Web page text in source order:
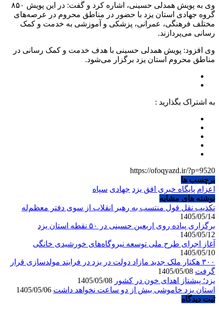
وی به پویش همدلی حسینی، اشاره کرد و گفت: در این پویش ۸۵۰
گروه جهادی استان یزد با حضور در مناطق محروم در عرصه‌های
مختلف فرهنگی، عمرانی، پزشکی و آموزشی به خدمت و کمک
رسانی می‌پردازند.
وی افزود: پویش همدلی حسینی با هدف خدمت و کمک رسانی در
مناطق محروم استان یزد برگزار می‌شود.
به اشتراک بگذارید :
https://ofoqyazd.ir/?p=9520
برچسب ها
اعزام پایگاه خبری افق یزد جهادی سپاه
نوشته های مشابه
تکذیب نقل قول منتسب به رهبر انقلاب از سوی دفتر معظم‌له
1405/05/14
برگزاری پیاده روی اربعین حسینی در ۵۰ نقطه استان یزد
1405/05/12
آغاز اجرای طرح ملی توسعه نیروگاه‌های خورشیدی خانگی
1405/05/10
۳۰۰ هکتار ملک جدید مازاد دولت در یزد در فرایند مولدسازی قرار
گرفت
یزد؛ پیشتاز اهدای خون در کشور
استان یزد خاموشی بیش از دو ساعت نخواهد داشت
ثبت دیدگاه